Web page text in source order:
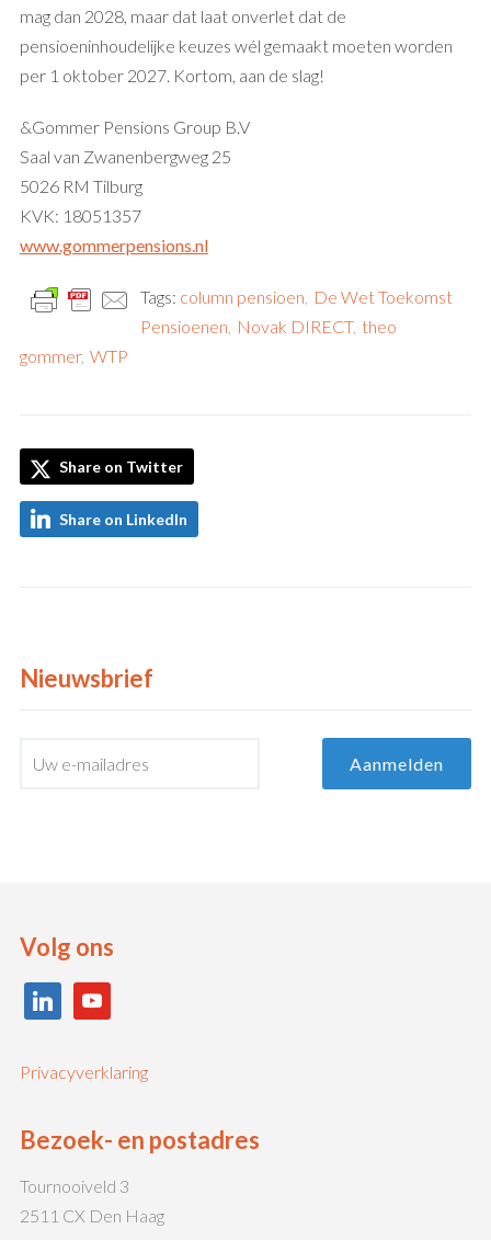
mag dan 2028, maar dat laat onverlet dat de
pensioeninhoudelijke keuzes wél gemaakt moeten worden
per 1 oktober 2027. Kortom, aan de slag!
&Gommer Pensions Group B.V
Saal van Zwanenbergweg 25
​5026 RM Tilburg​
​KVK: 18051357
​www.gommerpensions.nl
Tags: column pensioen De Wet Toekomst
Pensioenen Novak DIRECT, theo
gommer, WTP
Share on Twitter
Share on LinkedIn
Nieuwsbrief
Volg ons
linkedin youtube
Privacyverklaring
Bezoek- en postadres
Tournooiveld 3
2511 CX Den Haag